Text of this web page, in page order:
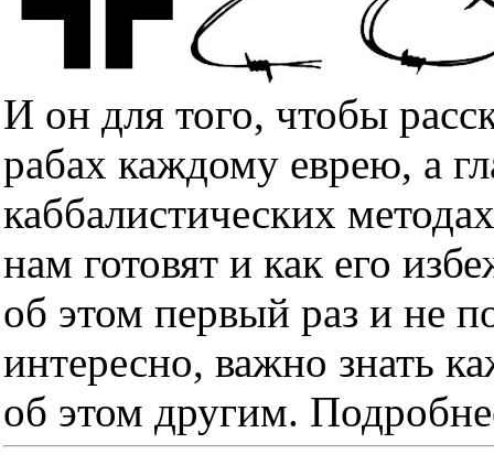
И он для того, чтобы
рабах каждому еврею, а
каббалистических
нам готовят и как его
об этом первый раз и не
интересно, важно знать
об этом другим.